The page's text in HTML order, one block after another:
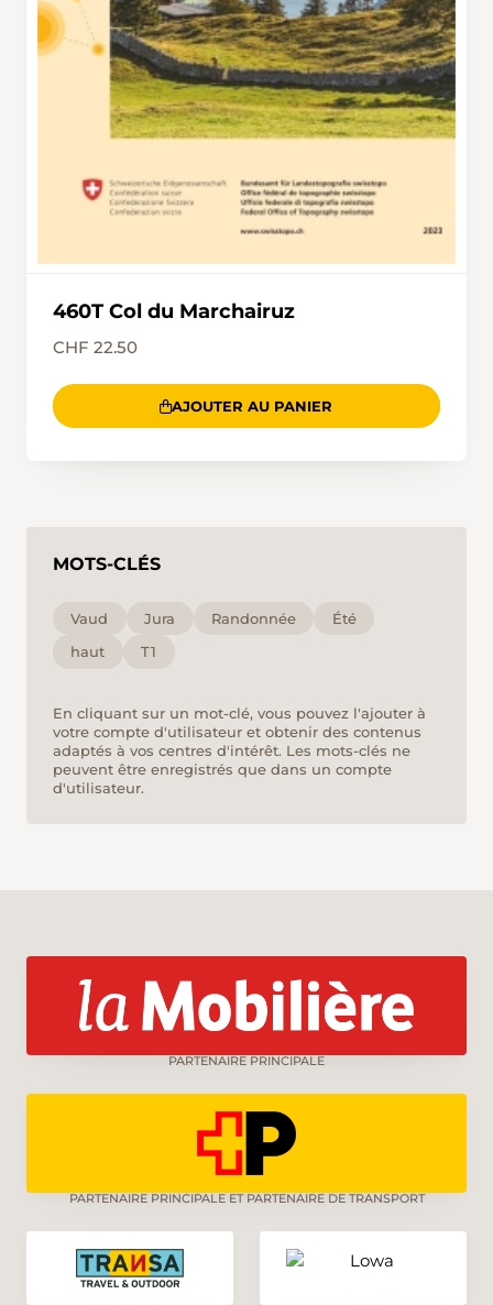
460T Col du Marchairuz
CHF 22.50
AJOUTER AU PANIER
MOTS-CLÉS
Vaud Jura Randonnée
Été
haut
T1
En cliquant sur un mot-clé, vous pouvez l'ajouter à
votre compte d'utilisateur et obtenir des contenus
adaptés à vos centres d'intérêt. Les mots-clés ne
peuvent être enregistrés que dans un compte
d'utilisateur.
PARTENAIRE PRINCIPALE
PARTENAIRE PRINCIPALE ET PARTENAIRE DE TRANSPORT